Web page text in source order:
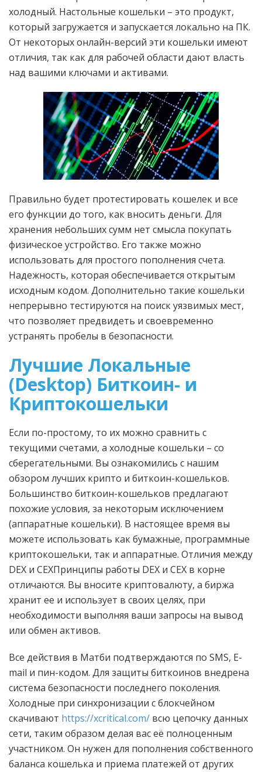
холодный. Настольные кошельки – это продукт,
который загружается и запускается локально на ПК.
От некоторых онлайн-версий эти кошельки имеют
отличия, так как для рабочей области дают власть
над вашими ключами и активами.
Правильно будет протестировать кошелек и все
его функции до того, как вносить деньги. Для
хранения небольших сумм нет смысла покупать
физическое устройство. Его также можно
использовать для простого пополнения счета.
Надежность, которая обеспечивается открытым
исходным кодом. Дополнительно такие кошельки
непрерывно тестируются на поиск уязвимых мест,
что позволяет предвидеть и своевременно
устранять пробелы в безопасности.
Лучшие Локальные
(Desktop) Биткоин- и
Криптокошельки
Если по-простому, то их можно сравнить с
текущими счетами, а холодные кошельки – со
сберегательными. Вы ознакомились с нашим
обзором лучших крипто и биткоин-кошельков.
Большинство биткоин-кошельков предлагают
похожие условия, за некоторым исключением
(аппаратные кошельки). В настоящее время вы
можете использовать как бумажные, программные
криптокошельки, так и аппаратные. Отличия между
DEX и CEXПринципы работы DEX и CEX в корне
отличаются. Вы вносите криптовалюту, а биржа
хранит ее и использует в своих целях, при
необходимости выполняя ваши запросы на вывод
или обмен активов.
Все действия в Матби подтверждаются по SMS, E-
mail и пин-кодом. Для защиты биткоинов внедрена
система безопасности последнего поколения.
Холодные при синхронизации с блокчейном
скачивают https://xcritical.com/ всю цепочку данных
сети, таким образом делая вас её полноценным
участником. Он нужен для пополнения собственного
баланса кошелька и приема платежей от других